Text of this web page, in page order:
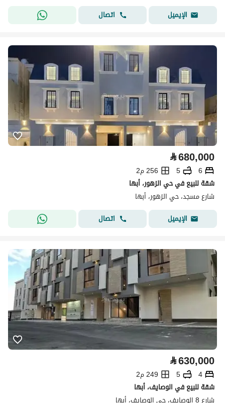
الإيميل
اتصال
⃁680,000
6
5
256 م2
شقة للبيع في حي الزهور، أبها
شارع مسجد، حي الزهور، أبها
الإيميل
اتصال
⃁630,000
4
5
249 م2
شقة للبيع في الوصايف، أبها
شارع 8 الوصايف، حي الوصايف، أبها